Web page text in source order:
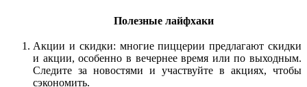
Полезные лайфхаки
Акции и скидки: многие пиццерии предлагают скидки
и акции, особенно в вечернее время или по выходным.
Следите за новостями и участвуйте в акциях, чтобы
сэкономить.